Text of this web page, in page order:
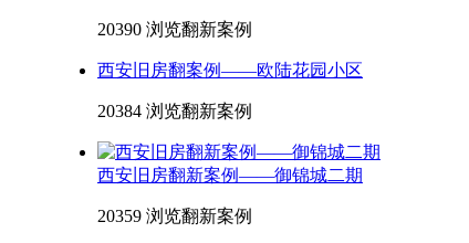
20390 浏览翻新案例
西安旧房翻案例——欧陆花园小区
20384 浏览翻新案例
西安旧房翻新案例——御锦城二期
20359 浏览翻新案例